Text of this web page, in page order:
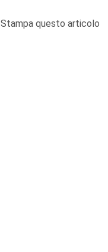
Stampa questo articolo